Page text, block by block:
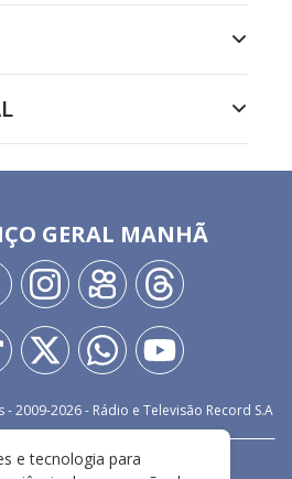
GERAL MANHÃ
- 2009-2026- Rádio e Televisão Record S.A
CONOSCO PRIVACIDADE
e tecnologia para